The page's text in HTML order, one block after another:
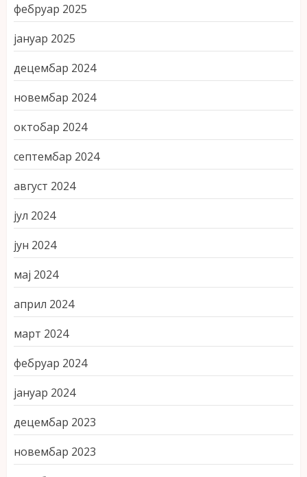
фебруар 2025
јануар 2025
децембар 2024
новембар 2024
октобар 2024
септембар 2024
август 2024
јул 2024
јун 2024
мај 2024
април 2024
март 2024
фебруар 2024
јануар 2024
децембар 2023
новембар 2023